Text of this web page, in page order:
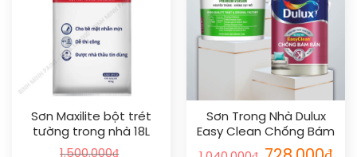
Sơn Maxilite bột trét
tường trong nhà 18L
1.500.000₫
Sơn Trong Nhà Dulux
Easy Clean Chống Bám
Bẩn Mờ 5L